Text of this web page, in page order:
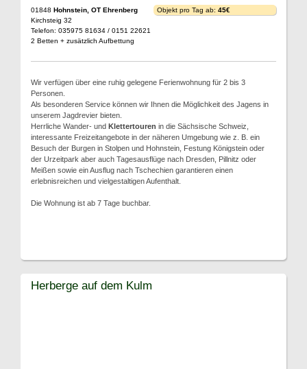
01848 Hohnstein, OT Ehrenberg
Kirchsteig 32
Telefon: 035975 81634 / 0151 22621
2 Betten + zusätzlich Aufbettung
Objekt pro Tag ab: 45€
Wir verfügen über eine ruhig gelegene Ferienwohnung für 2 bis 3
Personen.
Als besonderen Service können wir Ihnen die Möglichkeit des Jagens in
unserem Jagdrevier bieten.
Herrliche Wander- und Klettertouren in die Sächsische Schweiz,
interessante Freizeitangebote in der näheren Umgebung wie z. B. ein
Besuch der Burgen in Stolpen und Hohnstein, Festung Königstein oder
der Urzeitpark aber auch Tagesausflüge nach Dresden, Pillnitz oder
Meißen sowie ein Ausflug nach Tschechien garantieren einen
erlebnisreichen und vielgestaltigen Aufenthalt.
Die Wohnung ist ab 7 Tage buchbar.
Herberge auf dem Kulm